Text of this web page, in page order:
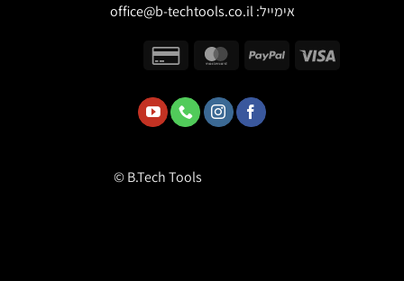
אימייל:office@b-techtools.co.il
© B.Tech Tools